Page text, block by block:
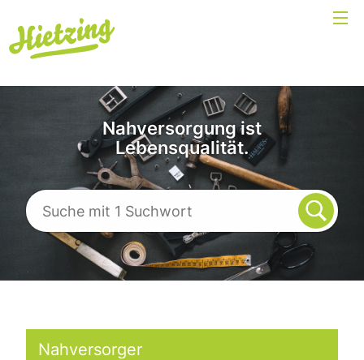
Nahversorgung ist
Lebensqualität.
Nahversorger